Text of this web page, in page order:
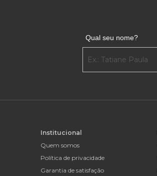
Qual seu nome?
Institucional
Quem somos
Política de privacidade
Garantia de satisfação